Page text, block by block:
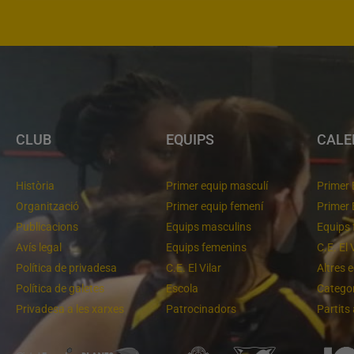
CLUB
Història
Organització
Publicacions
Avís legal
Política de privadesa
Política de galetes
Privadesa a les xarxes
EQUIPS
Primer equip masculí
Primer equip femení
Equips masculins
Equips femenins
C.E. El Vilar
Escola
Patrocinadors
Primer
Primer
Equips
C.E. El
Altres
Partits
Un final rodó Cloenda de temporada